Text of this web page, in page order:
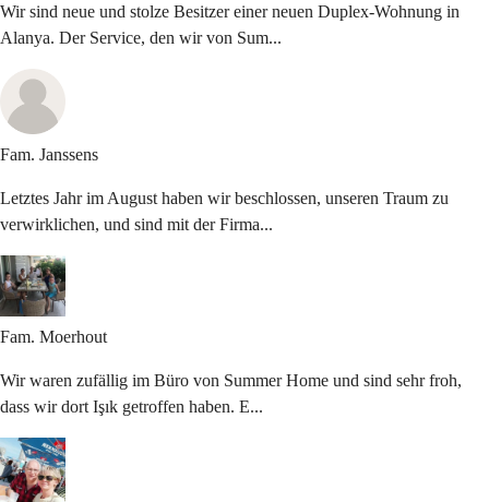
Wir sind neue und stolze Besitzer einer neuen Duplex-Wohnung in
Alanya. Der Service, den wir von Sum...
Fam. Janssens
Letztes Jahr im August haben wir beschlossen, unseren Traum zu
verwirklichen, und sind mit der Firma...
Fam. Moerhout
Wir waren zufällig im Büro von Summer Home und sind sehr froh,
dass wir dort Işık getroffen haben. E...